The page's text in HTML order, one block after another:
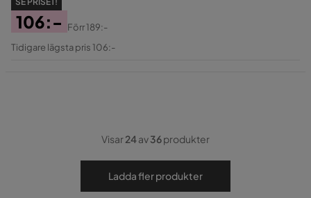
Pris
106:-
Original
Förr189:-
Tidigare lägsta pris 106:-
Visar24av36produkter
Ladda fler produkter